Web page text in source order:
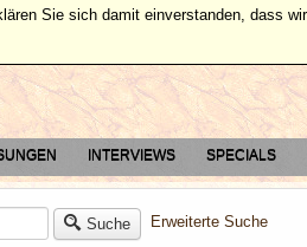
INTERVIEWS SPECIALS
Suche Erweiterte Suche
Sie sich damit einverstanden, dass